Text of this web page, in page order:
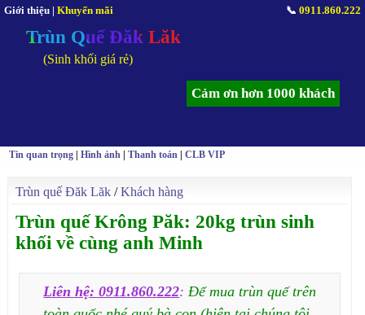
Giới thiệu | Khuyến mãi 📞 0911.860.222
Trùn Quế Đăk Lăk
(Sinh khối giá rẻ)
Cảm ơn hơn 1000 khách
Tin quan trọng |Hình ảnh |Thanh toán |CLB VIP
Trùn quế Đăk Lăk /Khách hàng
Trùn quế Krông Păk: 20kg trùn sinh
khối về cùng anh Minh
Liên hệ: 0911.860.222:Để mua trùn quế trên